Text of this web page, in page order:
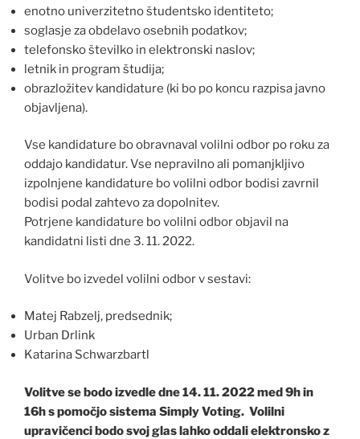
enotno univerzitetno študentsko identiteto;
soglasje za obdelavo osebnih podatkov;
telefonsko številko in elektronski naslov;
letnik in program študija;
obrazložitev kandidature (ki bo po koncu razpisa javno
objavljena).
Vse kandidature bo obravnaval volilni odbor po roku za
oddajo kandidatur. Vse nepravilno ali pomanjkljivo
izpolnjene kandidature bo volilni odbor bodisi zavrnil
bodisi podal zahtevo za dopolnitev.
Potrjene kandidature bo volilni odbor objavil na
kandidatni listi dne 3. 11. 2022.
Volitve bo izvedel volilni odbor v sestavi:
Matej Rabzelj, predsednik;
Urban Drlink
Katarina Schwarzbartl
Volitve se bodo izvedle dne 14. 11. 2022 med 9h in
16h s pomočjo sistema Simply Voting. Volilni
upravičenci bodo svoj glas lahko oddali elektronsko z